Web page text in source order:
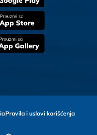
Pravila i uslovi korišćenja